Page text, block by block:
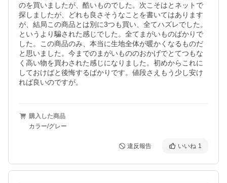
のを買いましたが、酷いものでした。次こそはとネットで
探しましたが、どれも良さそうなことを書いてはあります
が、結局この商品とは別に3つも買い、全てハズレでした。
というより騙された感じでした。全てまがいものばかりで
した。この商品のみ、本当に生地全体が暖かくなるものだ
と思いました。今までのまがいもののおかげでとてつもな
く高い物を買わされた感じになりました。初めからこれに
しておけばと後悔するばかりです。値段さえもう少し安け
れば良いのですが。
購入した商品
カラー/グレー
違反報告 いいね 1